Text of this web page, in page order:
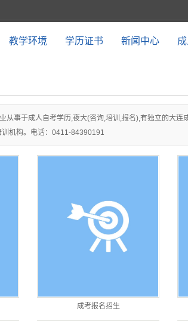
教学环境 学历证书 新闻中心
从事于成人自考学历,夜大(咨询,培训,报名),有独立的大
机构。电话：0411-84390191
成考报名招生